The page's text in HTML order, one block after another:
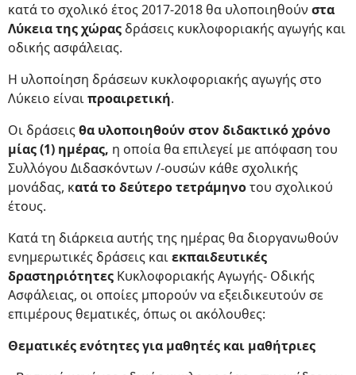
κατά το σχολικό έτος 2017-2018 θα υλοποιηθούν στα
Λύκεια της χώρας δράσεις κυκλοφοριακής αγωγής και
οδικής ασφάλειας.
Η υλοποίηση δράσεων κυκλοφοριακής αγωγής στο
Λύκειο είναιπροαιρετική.
Οι δράσειςθα υλοποιηθούν στον διδακτικό χρόνο
μίας (1) ημέρας, η οποία θα επιλεγεί με απόφαση του
Συλλόγου Διδασκόντων /-ουσών κάθε σχολικής
μονάδας, κατά το δεύτερο τετράμηνοτου σχολικού
έτους.
Κατά τη διάρκεια αυτής της ημέρας θα διοργανωθούν
ενημερωτικές δράσεις καιεκπαιδευτικές
δραστηριότητες Κυκλοφοριακής Αγωγής- Οδικής
Ασφάλειας, οι οποίες μπορούν να εξειδικευτούν σε
επιμέρους θεματικές, όπως οι ακόλουθες:
Θεματικές ενότητες για μαθητές και μαθήτριες